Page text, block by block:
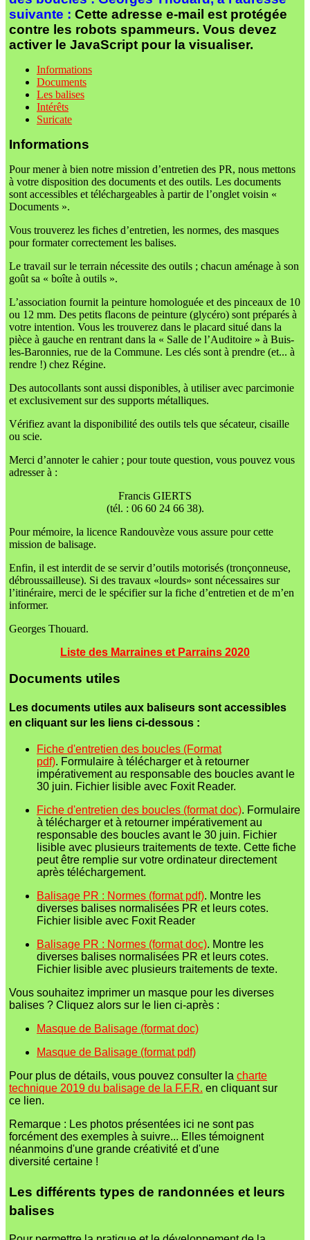
suivante : Cette adresse e-mail est protégée
contre les robots spammeurs. Vous devez
activer le JavaScript pour la visualiser.
Informations
Documents
Les balises
Intérêts
Suricate
Informations
Pour mener à bien notre mission d’entretien des PR, nous mettons
à votre disposition des documents et des outils. Les documents
sont accessibles et téléchargeables à partir de l’onglet voisin «
Documents ».
Vous trouverez les fiches d’entretien, les normes, des masques
pour formater correctement les balises.
Le travail sur le terrain nécessite des outils ; chacun aménage à son
goût sa « boîte à outils ».
L’association fournit la peinture homologuée et des pinceaux de 10
ou 12 mm. Des petits flacons de peinture (glycéro) sont préparés à
votre intention. Vous les trouverez dans le placard situé dans la
pièce à gauche en rentrant dans la « Salle de l’Auditoire » à Buis-
les-Baronnies, rue de la Commune. Les clés sont à prendre (et... à
rendre !) chez Régine.
Des autocollants sont aussi disponibles, à utiliser avec parcimonie
et exclusivement sur des supports métalliques.
Vérifiez avant la disponibilité des outils tels que sécateur, cisaille
ou scie.
Merci d’annoter le cahier ; pour toute question, vous pouvez vous
adresser à :
Francis GIERTS
(tél. : 06 60 24 66 38).
Pour mémoire, la licence Randouvèze vous assure pour cette
mission de balisage.
Enfin, il est interdit de se servir d’outils motorisés (tronçonneuse,
débroussailleuse). Si des travaux «lourds» sont nécessaires sur
l’itinéraire, merci de le spécifier sur la fiche d’entretien et de m’en
informer.
Georges Thouard.
Liste des Marraines et Parrains 2020
Documents utiles
Les documents utiles aux baliseurs sont accessibles
en cliquant sur les liens ci-dessous :
Fiche d'entretien des boucles (Format
pdf). Formulaire à télécharger et à retourner
impérativement au responsable des boucles avant le
30 juin. Fichier lisible avec Foxit Reader.
Fiche d'entretien des boucles (format doc). Formulaire
à télécharger et à retourner impérativement au
responsable des boucles avant le 30 juin. Fichier
lisible avec plusieurs traitements de texte. Cette fiche
peut être remplie sur votre ordinateur directement
après téléchargement.
Balisage PR : Normes (format pdf). Montre les
diverses balises normalisées PR et leurs cotes.
Fichier lisible avec Foxit Reader
Balisage PR : Normes (format doc). Montre les
diverses balises normalisées PR et leurs cotes.
Fichier lisible avec plusieurs traitements de texte.
Vous souhaitez imprimer un masque pour les diverses
balises ? Cliquez alors sur le lien ci-après :
Masque de Balisage (format doc)
Masque de Balisage (format pdf)
Pour plus de détails, vous pouvez consulter la charte
technique 2019 du balisage de la F.F.R. en cliquant sur
ce lien.
Remarque : Les photos présentées ici ne sont pas
forcément des exemples à suivre... Elles témoignent
néanmoins d'une grande créativité et d'une
diversité certaine !
Les différents types de randonnées et leurs
balises